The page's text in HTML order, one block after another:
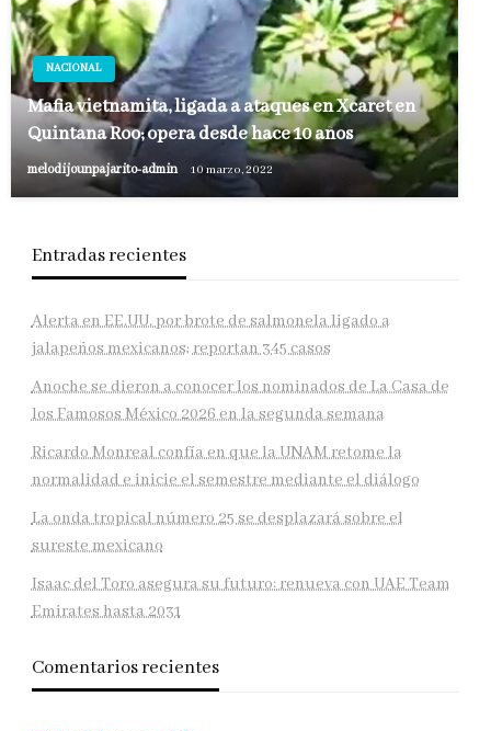
NACIONAL
Mafia vietnamita, ligada a ataques en Xcaret en
Quintana Roo; opera desde hace 10 años
melodijounpajarito-admin 10 marzo, 2022
Entradas recientes
Alerta en EE.UU. por brote de salmonela ligado a
jalapeños mexicanos; reportan 345 casos
Anoche se dieron a conocer los nominados de La Casa de
los Famosos México 2026 en la segunda semana
Ricardo Monreal confía en que la UNAM retome la
normalidad e inicie el semestre mediante el diálogo
La onda tropical número 25 se desplazará sobre el
sureste mexicano
Isaac del Toro asegura su futuro: renueva con UAE Team
Emirates hasta 2031
Comentarios recientes